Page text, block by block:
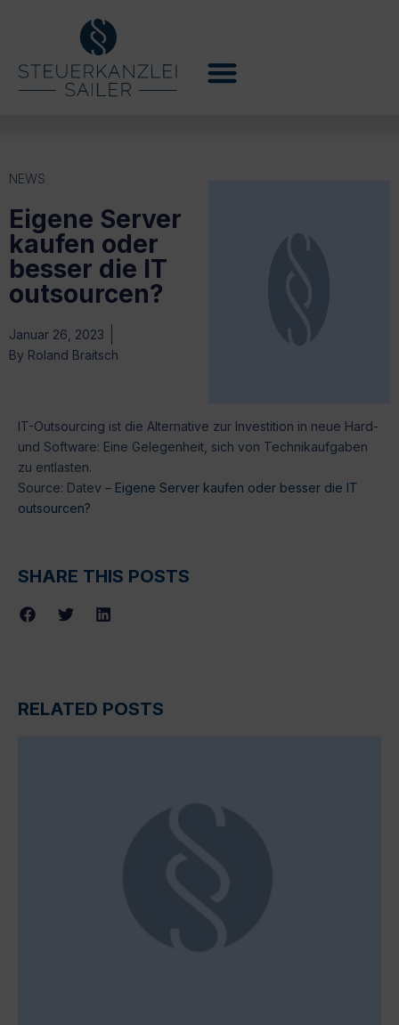
NEWS
Eigene Server
kaufen oder
besser die IT
outsourcen?
Januar 26, 2023
By Roland Braitsch
IT-Outsourcing ist die Alternative zur Investition in neue Hard-
und Software: Eine Gelegenheit, sich von Technikaufgaben
zu entlasten.
Source: Datev – Eigene Server kaufen oder besser die IT
outsourcen?
SHARE THIS POSTS
RELATED POSTS